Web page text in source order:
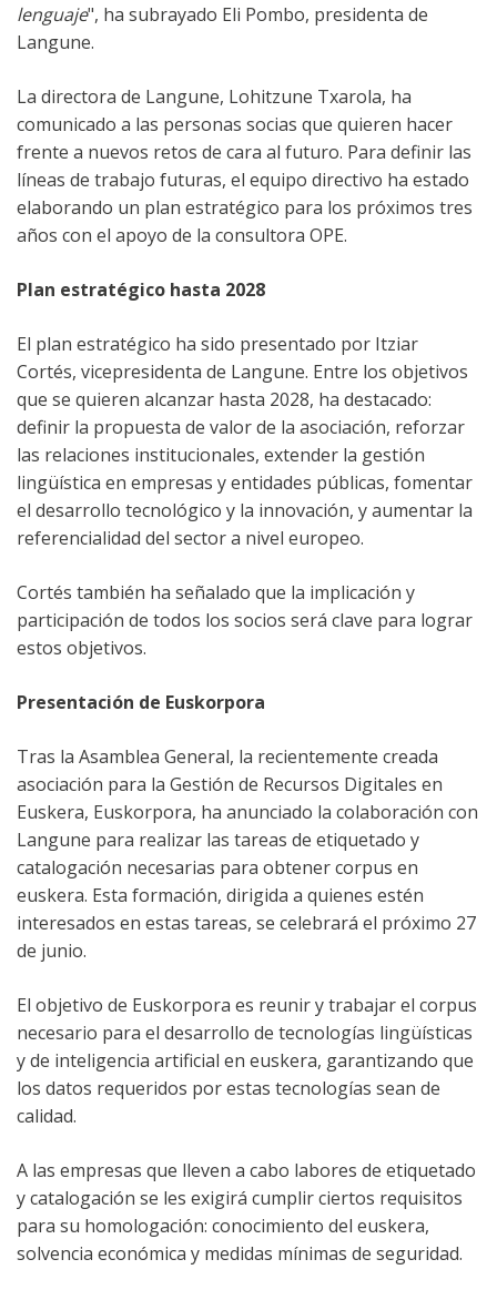
lenguaje", ha subrayado Eli Pombo, presidenta de
Langune.
La directora de Langune, Lohitzune Txarola, ha
comunicado a las personas socias que quieren hacer
frente a nuevos retos de cara al futuro. Para definir las
líneas de trabajo futuras, el equipo directivo ha estado
elaborando un plan estratégico para los próximos tres
años con el apoyo de la consultora OPE.
Plan estratégico hasta 2028
El plan estratégico ha sido presentado por Itziar
Cortés, vicepresidenta de Langune. Entre los objetivos
que se quieren alcanzar hasta 2028, ha destacado:
definir la propuesta de valor de la asociación, reforzar
las relaciones institucionales, extender la gestión
lingüística en empresas y entidades públicas, fomentar
el desarrollo tecnológico y la innovación, y aumentar la
referencialidad del sector a nivel europeo.
Cortés también ha señalado que la implicación y
participación de todos los socios será clave para lograr
estos objetivos.
Presentación de Euskorpora
Tras la Asamblea General, la recientemente creada
asociación para la Gestión de Recursos Digitales en
Euskera, Euskorpora, ha anunciado la colaboración con
Langune para realizar las tareas de etiquetado y
catalogación necesarias para obtener corpus en
euskera. Esta formación, dirigida a quienes estén
interesados en estas tareas, se celebrará el próximo 27
de junio.
El objetivo de Euskorpora es reunir y trabajar el corpus
necesario para el desarrollo de tecnologías lingüísticas
y de inteligencia artificial en euskera, garantizando que
los datos requeridos por estas tecnologías sean de
calidad.
A las empresas que lleven a cabo labores de etiquetado
y catalogación se les exigirá cumplir ciertos requisitos
para su homologación: conocimiento del euskera,
solvencia económica y medidas mínimas de seguridad.